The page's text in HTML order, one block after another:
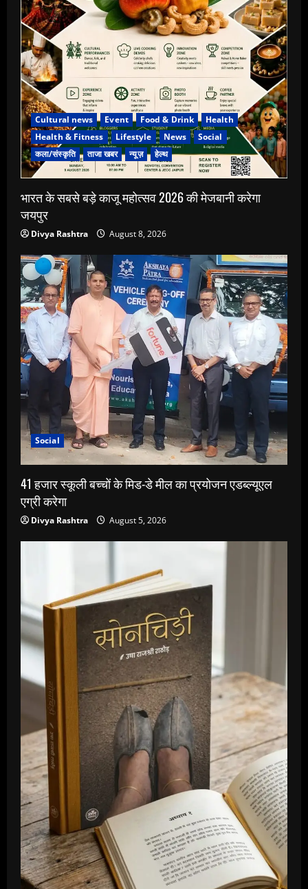
Cultural news Event Food & Drink
Health
Health & Fitness
Lifestyle News
Social
कला/संस्कृति
ताजा खबर न्यूज़ हेल्थ
भारत के सबसे बड़े काजू महोत्सव 2026 की मेजबानी करेगा
जयपुर
Divya Rashtra August 8, 2026
Social
41 हजार स्कूली बच्चों के मिड-डे मील का प्रयोजन एडब्ल्यूएल
एग्री करेगा
Divya Rashtra August 5, 2026